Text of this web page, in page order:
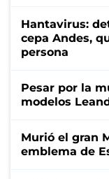
Hantavirus:
cepa Andes,
persona
Pesar por la
modelos
Murió el gran
emblema de